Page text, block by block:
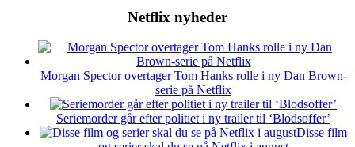
Netflix nyheder
Morgan Spector overtager Tom Hanks rolle i ny Dan Brown-
serie på Netflix
Seriemorder går efter politiet i ny trailer til ‘Blodsoffer’
Disse film